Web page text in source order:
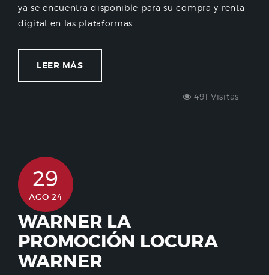
ya se encuentra disponible para su compra y renta
digital en las plataformas...
LEER MÁS
491 Visitas
29
AGO 24
WARNER LA
PROMOCIÓN LOCURA
WARNER